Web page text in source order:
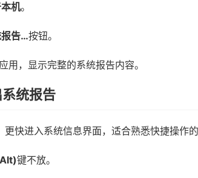
机。
报告…按钮。
用，显示完整的系统报告内容。
统报告
快进入系统信息界面，适合熟悉快捷操作的
键不放。